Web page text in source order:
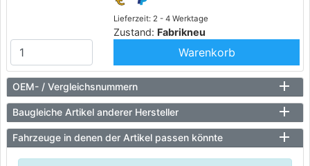
Lieferzeit: 2 - 4 Werktage
Zustand: Fabrikneu
Warenkorb
OEM- / Vergleichsnummern
Baugleiche Artikel anderer Hersteller
Fahrzeuge in denen der Artikel passen könnte